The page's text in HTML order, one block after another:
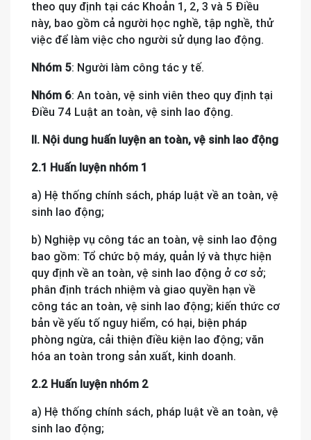
theo quy định tại các Khoản 1, 2, 3 và 5 Điều
này, bao gồm cả người học nghề, tập nghề, thử
việc để làm việc cho người sử dụng lao động.
Nhóm 5: Người làm công tác y tế.
Nhóm 6: An toàn, vệ sinh viên theo quy định tại
Điều 74 Luật an toàn, vệ sinh lao động.
II. Nội dung huấn luyện an toàn, vệ sinh lao động
2.1 Huấn luyện nhóm 1
a) Hệ thống chính sách, pháp luật về an toàn, vệ
sinh lao động;
b) Nghiệp vụ công tác an toàn, vệ sinh lao động
bao gồm: Tổ chức bộ máy, quản lý và thực hiện
quy định về an toàn, vệ sinh lao động ở cơ sở;
phân định trách nhiệm và giao quyền hạn về
công tác an toàn, vệ sinh lao động; kiến thức cơ
bản về yếu tố nguy hiểm, có hại, biện pháp
phòng ngừa, cải thiện điều kiện lao động; văn
hóa an toàn trong sản xuất, kinh doanh.
2.2 Huấn luyện nhóm 2
a) Hệ thống chính sách, pháp luật về an toàn, vệ
sinh lao động;